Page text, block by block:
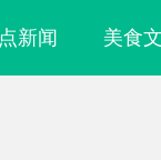
新闻 美食